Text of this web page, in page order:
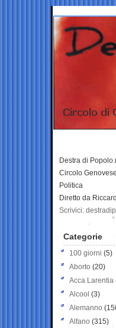
Destra di
Circolo
Politica
Diretto da
Scrivici:
Categorie
100 giorni (5)
Aborto (20)
Acca Larentia
Alcool (3)
Alemanno
Alfano (315)